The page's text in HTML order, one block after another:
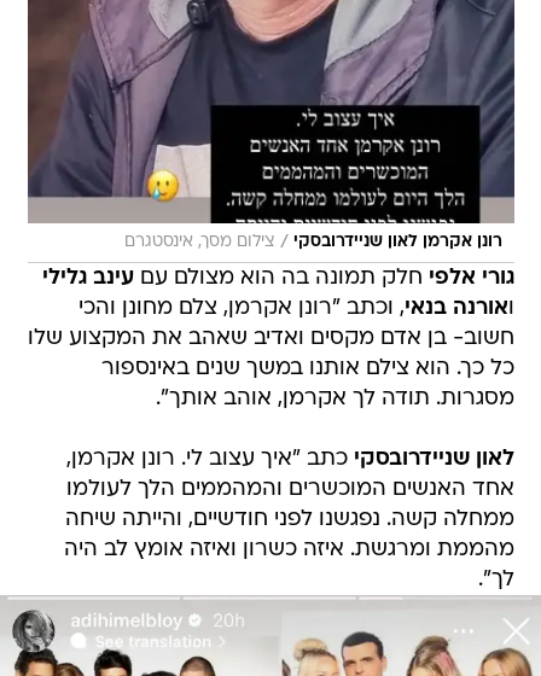
רונן אקרמן לאון שניידרובסקי / צילום מסך, אינסטגרם
גורי אלפי חלק תמונה בה הוא מצולם עםעינב גלילי
ואורנה בנאי, וכתב "רונן אקרמן, צלם מחונן והכי
חשוב- בן אדם מקסים ואדיב שאהב את המקצוע שלו
כל כך. הוא צילם אותנו במשך שנים באינספור
מסגרות. תודה לך אקרמן, אוהב אותך".
לאון שניידרובסקי כתב "איך עצוב לי. רונן אקרמן,
אחד האנשים המוכשרים והמהממים הלך לעולמו
ממחלה קשה. נפגשנו לפני חודשיים, והייתה שיחה
מהממת ומרגשת. איזה כשרון ואיזה אומץ לב היה
לך".